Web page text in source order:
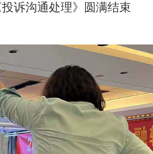
技能提升》、《银行客户抱怨与投诉技
窗口柜员、服务内训师等服务保障性人
诉沟通处理》圆满结束